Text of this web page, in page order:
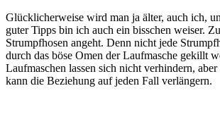
Glücklicherweise wird man ja älter, auch ich,
guter Tipps bin ich auch ein bisschen weiser.
Strumpfhosen angeht. Denn nicht jede
durch das böse Omen der Laufmasche gekillt
Laufmaschen lassen sich nicht verhindern,
kann die Beziehung auf jeden Fall verlängern.